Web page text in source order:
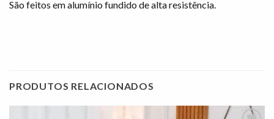
São feitos em alumínio fundido de alta resistência.
PRODUTOS RELACIONADOS